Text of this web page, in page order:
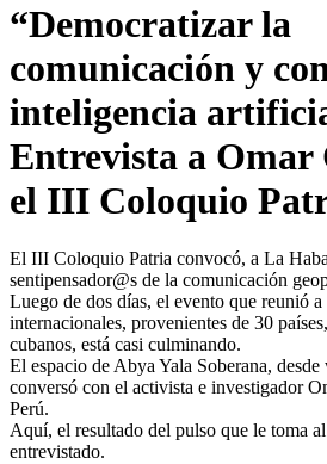
“Democratizar la
comunicación y
inteligencia
Entrevista a Omar
el III Coloquio
El III Coloquio Patria convocó, a La
sentipensador@s de la comunicación
Luego de dos días, el evento que reunió a
internacionales, provenientes de 30
cubanos, está casi culminando.
El espacio de Abya Yala Soberana,
conversó con el activista e investigador
Perú.
Aquí, el resultado del pulso que le toma
entrevistado.